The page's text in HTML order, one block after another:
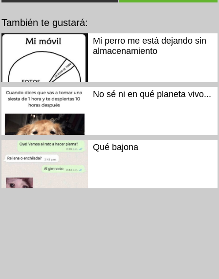
También te gustará:
Mi perro me está dejando sin
almacenamiento
No sé ni en qué planeta vivo...
Qué bajona